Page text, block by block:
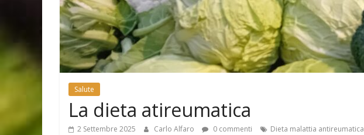
Salute
La dieta atireumatica
2 Settembre 2025 Carlo Alfaro 0 commenti Dieta malattia antireumatica